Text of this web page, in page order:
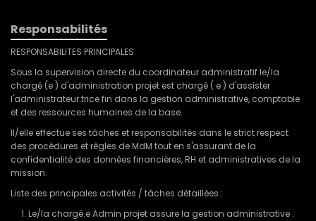
Responsabilités
RESPONSABILITES PRINCIPALES
Sous la supervision directe du coordinateur administratif le/la
chargé (e ) d'administration projet est chargé ( e ) d'assister
l'administrateur.trice fin dans la gestion administrative, comptable
et des ressources humaines de la base.
Il/elle effectue ses tâches et responsabilités dans le strict respect
des procédures et règles de MdM tout en s'assurant de la
confidentialité des données financières, RH et administratives de la
mission.
Liste des principales activités / tâches détaillées :
Le/la chargé.e Admin projet assure la gestion administrative :